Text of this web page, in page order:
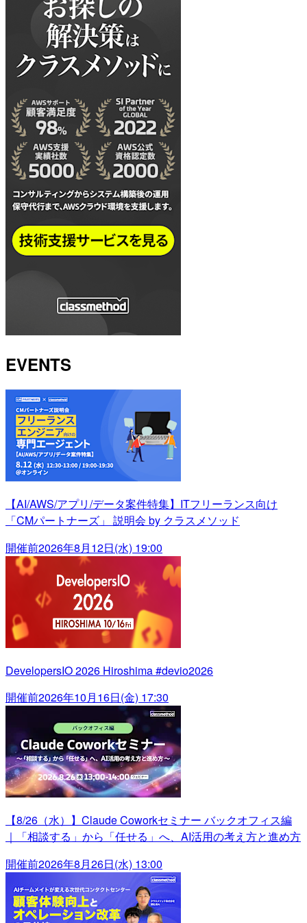
EVENTS
【AI/AWS/アプリ/データ案件特集】ITフリーランス向け
「CMパートナーズ」 説明会 by クラスメソッド
開催前2026年8月12日(水) 19:00
DevelopersIO 2026 Hiroshima #devio2026
開催前2026年10月16日(金) 17:30
【8/26（水）】Claude Coworkセミナー バックオフィス編
｜「相談する」から「任せる」へ、AI活用の考え方と進め方
開催前2026年8月26日(水) 13:00